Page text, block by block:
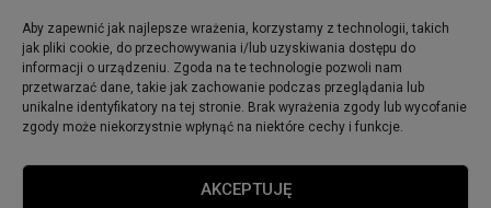
Aby zapewnić jak najlepsze wrażenia, korzystamy z technologii, takich
jak pliki cookie, do przechowywania i/lub uzyskiwania dostępu do
informacji o urządzeniu. Zgoda na te technologie pozwoli nam
przetwarzać dane, takie jak zachowanie podczas przeglądania lub
unikalne identyfikatory na tej stronie. Brak wyrażenia zgody lub wycofanie
zgody może niekorzystnie wpłynąć na niektóre cechy i funkcje.
AKCEPTUJĘ
© 2018 - zabrze24.info.